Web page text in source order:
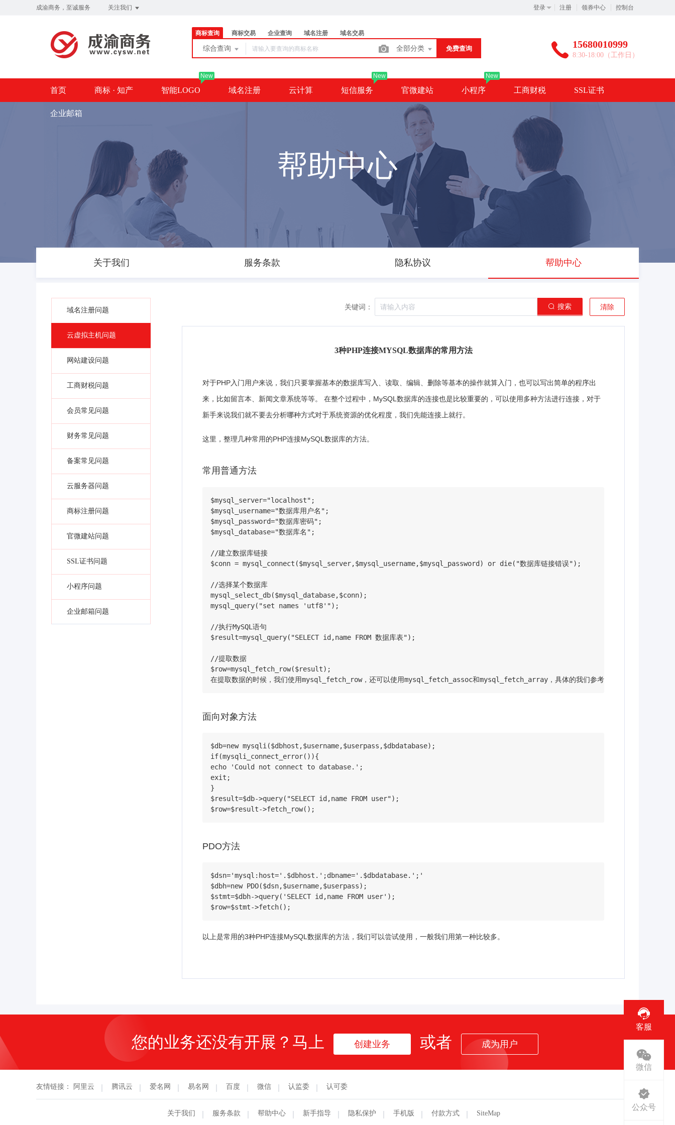
成渝商务，至诚服务 关注我们 登录 注册 领券中心 控制台
商标查询 商标交易 企业查询 域名注册 域名交易
综合查询 全部分类 免费查询 15680010999
8:30-18:00（工作日）
首页 商标 · 知产 智能LOGO
New
域名注册 云计算 短信服务
New
官微建站 小程序
New
工商财税 SSL证书
企业邮箱
帮助中心
关于我们 服务条款 隐私协议 帮助中心
域名注册问题
云虚拟主机问题
网站建设问题
工商财税问题
会员常见问题
财务常见问题
备案常见问题
云服务器问题
商标注册问题
官微建站问题
SSL证书问题
小程序问题
企业邮箱问题
关键词： 搜索 清除
3种PHP连接MYSQL数据库的常用方法
对于PHP入门用户来说，我们只要掌握基本的数据库写入、读取、编辑、删除等基本的操作就算入门，也可以写出简单的程序出
来，比如留言本、新闻文章系统等等。 在整个过程中，MySQL数据库的连接也是比较重要的，可以使用多种方法进行连接，对于
新手来说我们就不要去分析哪种方式对于系统资源的优化程度，我们先能连接上就行。
这里，整理几种常用的PHP连接MySQL数据库的方法。
常用普通方法
$mysql_server="localhost";
$mysql_username="数据库用户名";
$mysql_password="数据库密码";
$mysql_database="数据库名";
//建立数据库链接
$conn = mysql_connect($mysql_server,$mysql_username,$mysql_password) or die("数据库链接错误");
//选择某个数据库
mysql_select_db($mysql_database,$conn);
mysql_query("set names 'utf8'");
//执行MySQL语句
$result=mysql_query("SELECT id,name FROM 数据库表");
//提取数据
$row=mysql_fetch_row($result);
在提取数据的时候，我们使用mysql_fetch_row，还可以使用mysql_fetch_assoc和mysql_fetch_array，具体的我们参考手册。
面向对象方法
$db=new mysqli($dbhost,$username,$userpass,$dbdatabase);
if(mysqli_connect_error()){
echo 'Could not connect to database.';
exit;
}
$result=$db->query("SELECT id,name FROM user");
$row=$result->fetch_row();
PDO方法
$dsn='mysql:host='.$dbhost.';dbname='.$dbdatabase.';'
$dbh=new PDO($dsn,$username,$userpass);
$stmt=$dbh->query('SELECT id,name FROM user');
$row=$stmt->fetch();
以上是常用的3种PHP连接MySQL数据库的方法，我们可以尝试使用，一般我们用第一种比较多。
您的业务还没有开展？马上 创建业务 或者 成为用户
友情链接： 阿里云 腾讯云 爱名网 易名网 百度 微信 认监委 认可委
关于我们 服务条款 帮助中心 新手指导 隐私保护 手机版 付款方式 SiteMap
客服
微信
公众号